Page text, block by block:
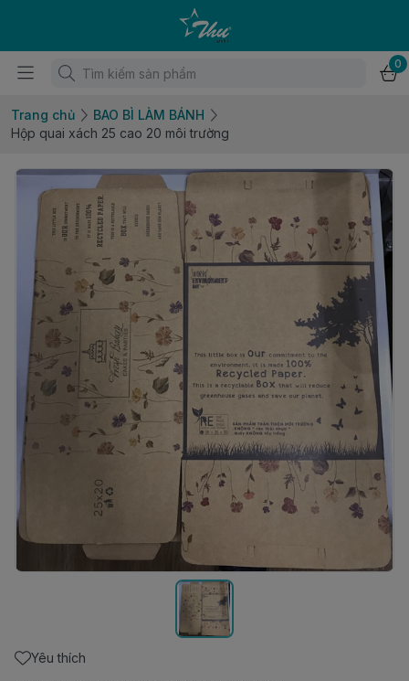
0
Trang chủ
BAO BÌ LÀM BÁNH
Hộp quai xách 25 cao 20 môi trường
Yêu thích